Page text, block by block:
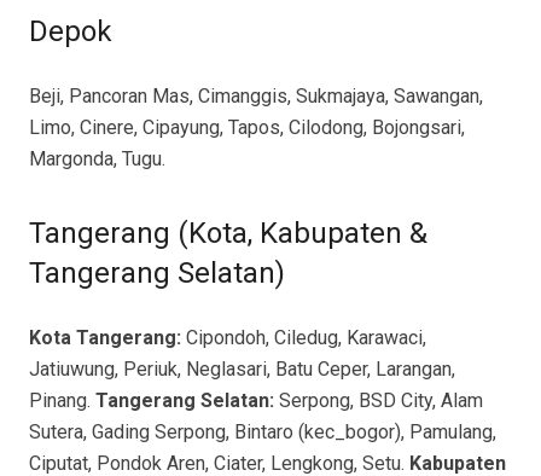
Depok
Beji, Pancoran Mas, Cimanggis, Sukmajaya, Sawangan,
Limo, Cinere, Cipayung, Tapos, Cilodong, Bojongsari,
Margonda, Tugu.
Tangerang (Kota, Kabupaten &
Tangerang Selatan)
Kota Tangerang: Cipondoh, Ciledug, Karawaci,
Jatiuwung, Periuk, Neglasari, Batu Ceper, Larangan,
Pinang. Tangerang Selatan: Serpong, BSD City, Alam
Sutera, Gading Serpong, Bintaro (kec_bogor), Pamulang,
Ciputat, Pondok Aren, Ciater, Lengkong, Setu. Kabupaten